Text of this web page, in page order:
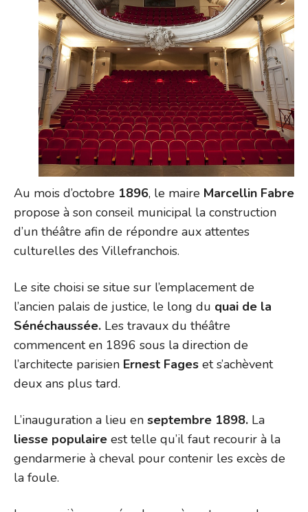
Au mois d’octobre 1896, le maire Marcellin Fabre
propose à son conseil municipal la construction
d’un théâtre afin de répondre aux attentes
culturelles des Villefranchois.
Le site choisi se situe sur l’emplacement de
l’ancien palais de justice, le long du quai de la
Sénéchaussée. Les travaux du théâtre
commencent en 1896 sous la direction de
l’architecte parisien Ernest Fages et s’achèvent
deux ans plus tard.
L’inauguration a lieu en septembre 1898. La
liesse populaire est telle qu’il faut recourir à la
gendarmerie à cheval pour contenir les excès de
la foule.